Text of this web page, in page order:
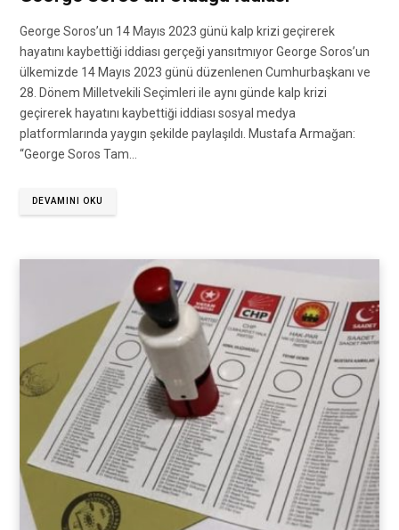
George Soros’un 14 Mayıs 2023 günü kalp krizi geçirerek
hayatını kaybettiği iddiası gerçeği yansıtmıyor George Soros’un
ülkemizde 14 Mayıs 2023 günü düzenlenen Cumhurbaşkanı ve
28. Dönem Milletvekili Seçimleri ile aynı günde kalp krizi
geçirerek hayatını kaybettiği iddiası sosyal medya
platformlarında yaygın şekilde paylaşıldı. Mustafa Armağan:
“George Soros Tam…
DEVAMINI OKU